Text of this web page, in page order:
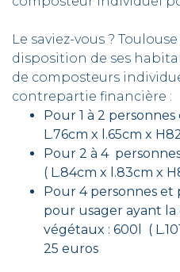
Le saviez-vous ?
disposition de ses
de composteurs
contrepartie financière :
Pour 1 à 2
L.76cm x l.65cm x
Pour 2 à 4
( L.84cm x l.83cm x
Pour 4 personnes et
pour usager ayant
végétaux : 600l (
25 euros